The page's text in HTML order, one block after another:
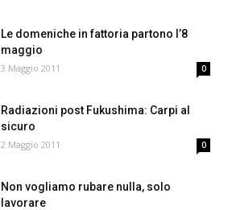
Le domeniche in fattoria partono l’8
maggio
3 Maggio 2011 0
Radiazioni post Fukushima: Carpi al
sicuro
2 Maggio 2011 0
Non vogliamo rubare nulla, solo
lavorare